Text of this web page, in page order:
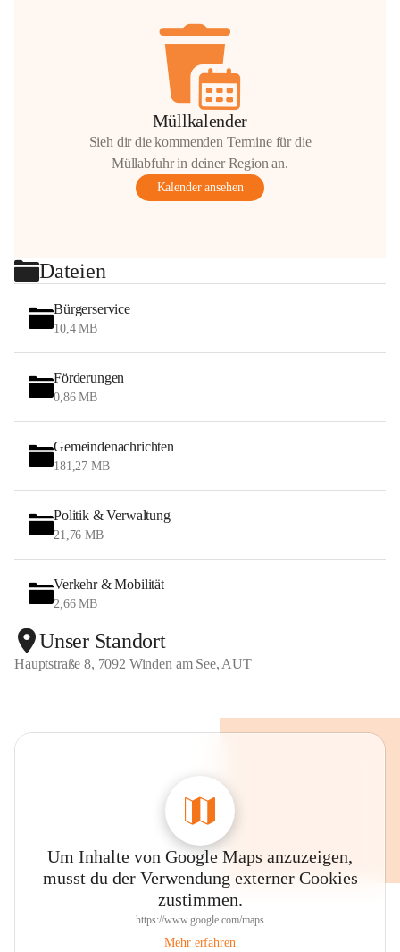
Müllkalender
Sieh dir die kommenden Termine für die
Müllabfuhr in deiner Region an.
Kalender ansehen
Dateien
Bürgerservice
10,4 MB
Förderungen
0,86 MB
Gemeindenachrichten
181,27 MB
Politik & Verwaltung
21,76 MB
Verkehr & Mobilität
2,66 MB
Unser Standort
Hauptstraße 8, 7092 Winden am See, AUT
Um Inhalte von Google Maps anzuzeigen,
musst du der Verwendung externer Cookies
zustimmen.
https://www.google.com/maps
Mehr erfahren